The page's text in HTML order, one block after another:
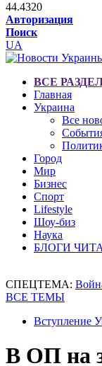
44.4320
Авторизация
Поиск
UA
ВСЕ
Главная
Украина
Все
Город
Мир
Бизнес
Спорт
Lifestyle
Шоу-биз
Наука
БЛОГИ
СПЕЦТЕМА:
ВСЕ ТЕМЫ
Вступление
В ОП на